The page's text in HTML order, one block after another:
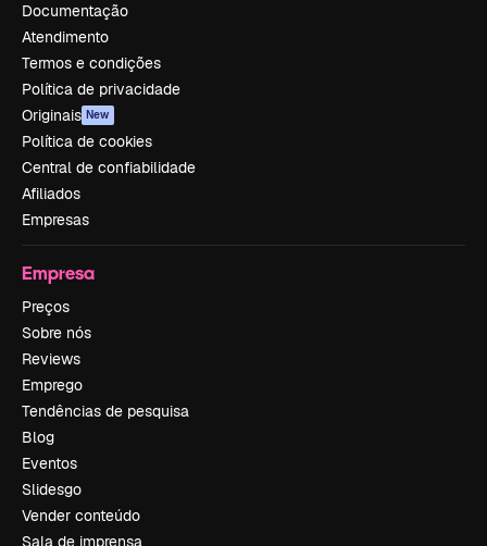
Documentação
Atendimento
Termos e condições
Política de privacidade
Originais New
Política de cookies
Central de confiabilidade
Afiliados
Empresas
Empresa
Preços
Sobre nós
Reviews
Emprego
Tendências de pesquisa
Blog
Eventos
Slidesgo
Vender conteúdo
Sala de imprensa